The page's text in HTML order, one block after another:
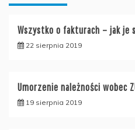
Wszystko o fakturach – jak je
22 sierpnia 2019
Umorzenie należności wobec
19 sierpnia 2019